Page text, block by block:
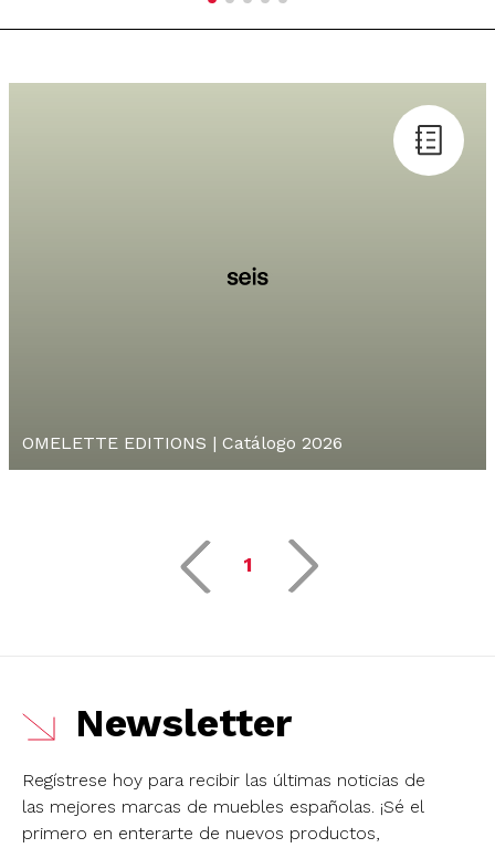
OMELETTE EDITIONS | Catálogo 2026
1
Newsletter
Regístrese hoy para recibir las últimas noticias de
las mejores marcas de muebles españolas. ¡Sé el
primero en enterarte de nuevos productos,